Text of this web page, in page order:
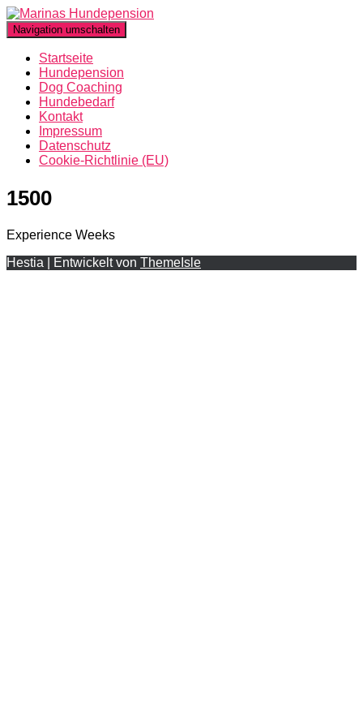
Navigation umschalten
Startseite
Hundepension
Dog Coaching
Hundebedarf
Kontakt
Impressum
Datenschutz
Cookie-Richtlinie (EU)
1500
Experience Weeks
Hestia | Entwickelt von ThemeIsle